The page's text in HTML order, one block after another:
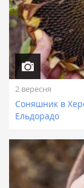
2 вересня
Соняшник в
Ельдорадо